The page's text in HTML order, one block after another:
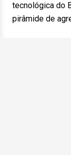
tecnológica do
pirâmide de